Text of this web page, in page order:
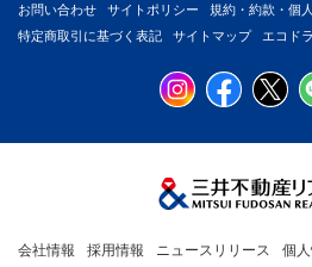
お問い合わせ サイトポリシー
規約・約款・個
特定商取引に基づく表記
サイトマップ エコド
会社情報 採用情報 ニュースリリース 個